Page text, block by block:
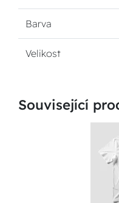
Barva
Velikost
Související